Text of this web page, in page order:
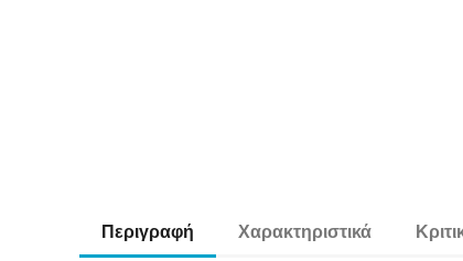
Περιγραφή Χαρακτηριστικά